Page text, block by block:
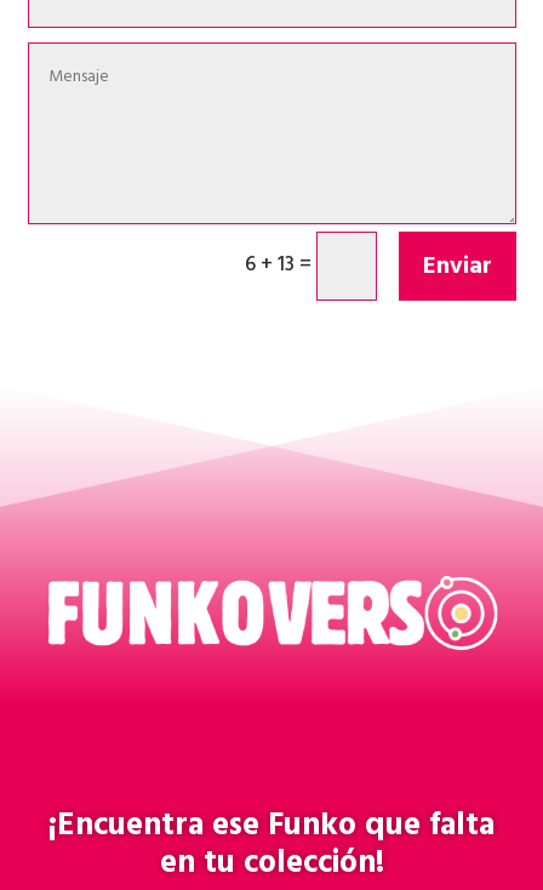
6 + 13 = Enviar
¡Encuentra eseFunkoque falta
en tu colección!